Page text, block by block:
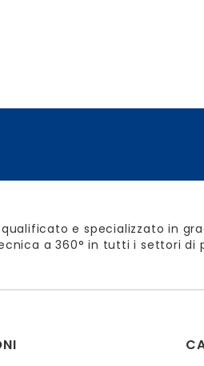
e specializzato in
a 360° in tutti i settori di